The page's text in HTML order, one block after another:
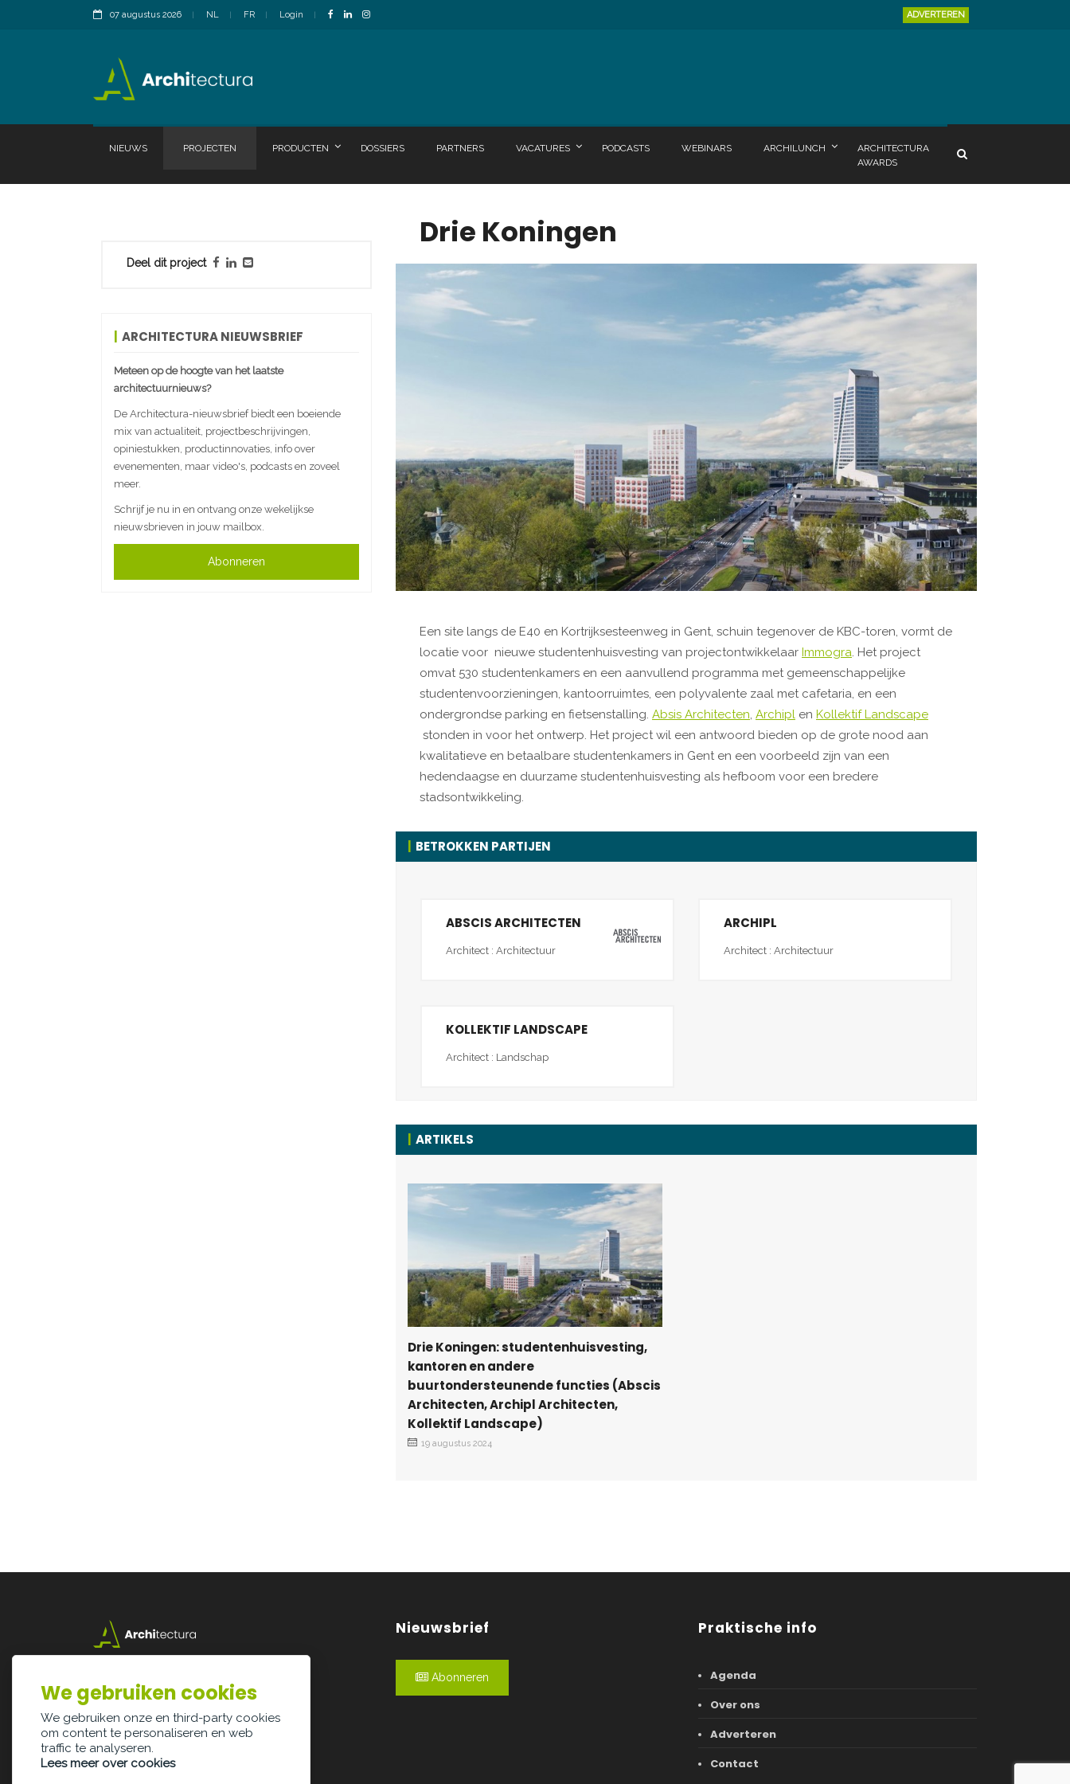
07 augustus 2026 NL FR Login ADVERTEREN
NIEUWS PROJECTEN PRODUCTEN DOSSIERS PARTNERS VACATURES PODCASTS WEBINARS ARCHILUNCH
ARCHITECTURA
AWARDS
Deel dit project
ARCHITECTURA NIEUWSBRIEF
Meteen op de hoogte van het laatste
architectuurnieuws?
De Architectura-nieuwsbrief biedt een boeiende
mix van actualiteit, projectbeschrijvingen,
opiniestukken, productinnovaties, info over
evenementen, maar video's, podcasts en zoveel
meer.
Schrijf je nu in en ontvang onze wekelijkse
nieuwsbrieven in jouw mailbox.
Abonneren
Drie Koningen
Een site langs de E40 en Kortrijksesteenweg in Gent, schuin tegenover de KBC-toren, vormt de
locatie voor nieuwe studentenhuisvesting van projectontwikkelaar Immogra. Het project
omvat 530 studentenkamers en een aanvullend programma met gemeenschappelijke
studentenvoorzieningen, kantoorruimtes, een polyvalente zaal met cafetaria, en een
ondergrondse parking en fietsenstalling. Absis Architecten, Archipl en Kollektif Landscape
stonden in voor het ontwerp. Het project wil een antwoord bieden op de grote nood aan
kwalitatieve en betaalbare studentenkamers in Gent en een voorbeeld zijn van een
hedendaagse en duurzame studentenhuisvesting als hefboom voor een bredere
stadsontwikkeling.
BETROKKEN PARTIJEN
ABSCIS ARCHITECTEN
Architect : Architectuur
ARCHIPL
Architect : Architectuur
KOLLEKTIF LANDSCAPE
Architect : Landschap
ARTIKELS
Drie Koningen: studentenhuisvesting,
kantoren en andere
buurtondersteunende functies (Abscis
Architecten, Archipl Architecten,
Kollektif Landscape)
19 augustus 2024
3500 Hasselt
info@architectura.be
Nieuwsbrief
Abonneren
Praktische info
Agenda
Over ons
Adverteren
Contact
We gebruiken cookies
We gebruiken onze en third-party cookies
om content te personaliseren en web
traffic te analyseren.
Lees meer over cookies